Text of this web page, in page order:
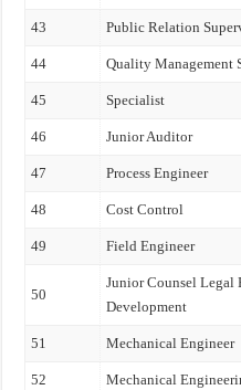
43 Public Relation
44 Quality Management
45 Specialist
46 Junior Auditor
47 Process Engineer
48 Cost Control
49 Field Engineer
50
Junior Counsel Legal
Development
51 Mechanical Engineer
52 Mechanical